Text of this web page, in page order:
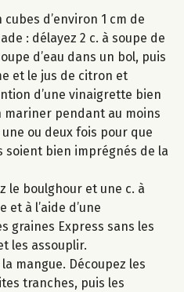
d’environ 1 cm de
: délayez 2 c. à soupe de
d’eau dans un bol, puis
et le jus de citron et
d’une vinaigrette bien
mariner pendant au moins
ou deux fois pour que
soient bien imprégnés de la
le boulghour et une c. à
et à l’aide d’une
graines Express sans les
les assouplir.
mangue. Découpez les
tranches, puis les